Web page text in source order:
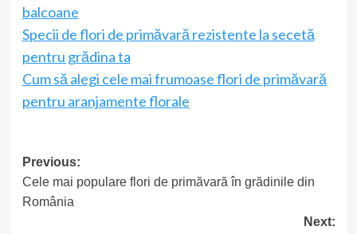
balcoane
Specii de flori de primăvară rezistente la secetă
pentru grădina ta
Cum să alegi cele mai frumoase flori de primăvară
pentru aranjamente florale
Post
navigation
Previous:
Cele mai populare flori de primăvară în grădinile din
România
Next: